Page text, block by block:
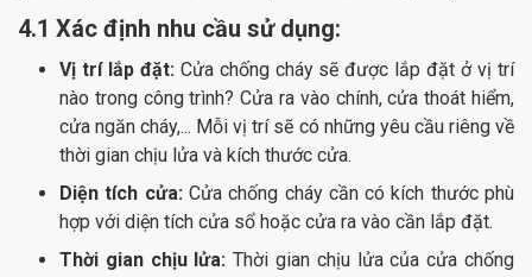
4.1 Xác định nhu cầu sử dụng:
Vị trí lắp đặt:Cửa chống cháy sẽ được lắp đặt ở vị trí
nào trong công trình? Cửa ra vào chính, cửa thoát hiểm,
cửa ngăn cháy,... Mỗi vị trí sẽ có những yêu cầu riêng về
thời gian chịu lửa và kích thước cửa.
Diện tích cửa:Cửa chống cháy cần có kích thước phù
hợp với diện tích cửa sổ hoặc cửa ra vào cần lắp đặt.
Thời gian chịu lửa: Thời gian chịu lửa của cửa chống